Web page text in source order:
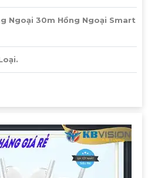
Ngoại 30m Hồng Ngoại Smart